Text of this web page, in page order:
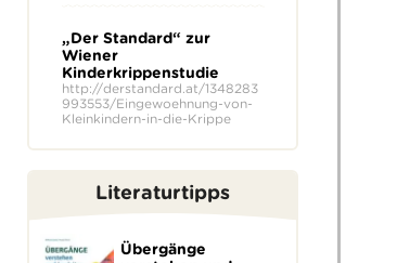
„Der Standard“ zur
Wiener
Kinderkrippenstudie
http://derstandard.at/1348283
993553/Eingewoehnung-von-
Kleinkindern-in-die-Krippe
Literaturtipps
Übergänge